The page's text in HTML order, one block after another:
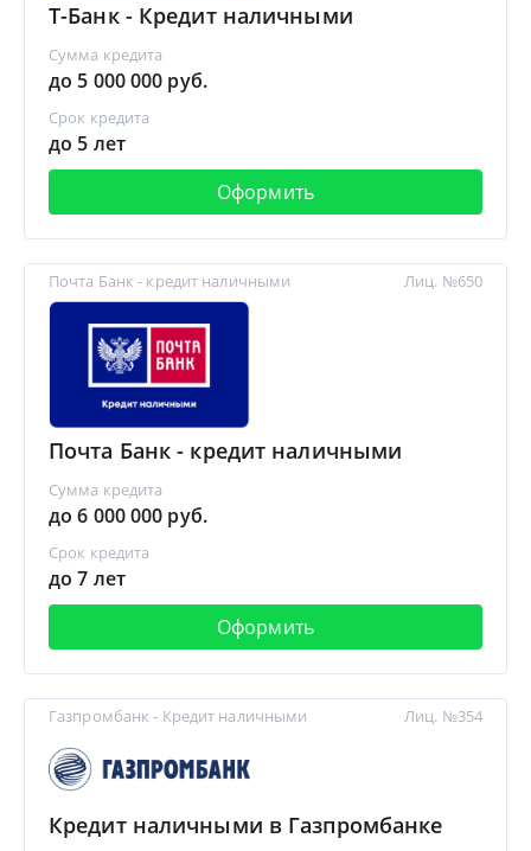
Т-Банк - Кредит наличными
Сумма кредита
до 5 000 000 руб.
Срок кредита
до 5 лет
Оформить
Почта Банк - кредит наличными
Почта Банк - кредит наличными
Сумма кредита
до 6 000 000 руб.
Срок кредита
до 7 лет
Оформить
Лиц. №650
Газпромбанк - Кредит наличными
Кредит наличными в Газпромбанке
Лиц. №354